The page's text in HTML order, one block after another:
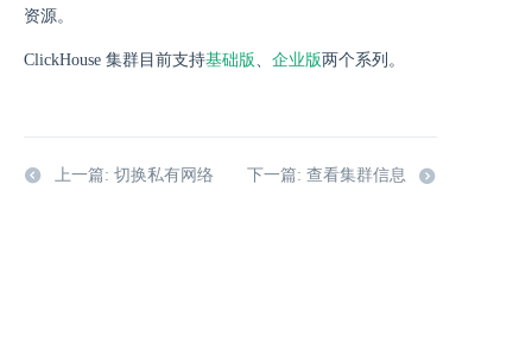
资源。
ClickHouse 集群目前支持基础版、 企业版两个系列。
上一篇: 切换私有网络 下一篇: 查看集群信息